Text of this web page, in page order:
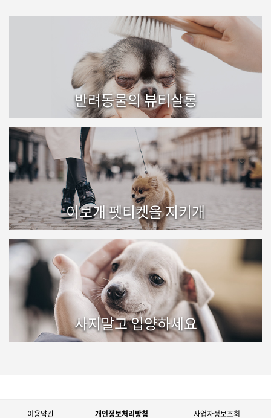
반려동물의 뷰티살롱
이보개 펫티켓을 지키개
사지말고 입양하세요
이용약관 개인정보처리방침 사업자정보조회